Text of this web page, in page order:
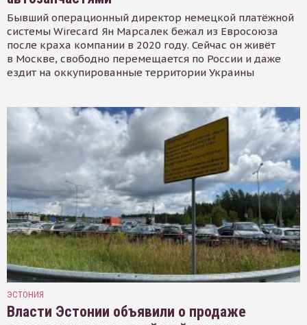
Бывший операционный директор немецкой платёжной
системы Wirecard Ян Марсалек бежал из Евросоюза
после краха компании в 2020 году. Сейчас он живёт
в Москве, свободно перемещается по России и даже
ездит на оккупированные территории Украины
ЭСТОНИЯ
Власти Эстонии объявили о продаже